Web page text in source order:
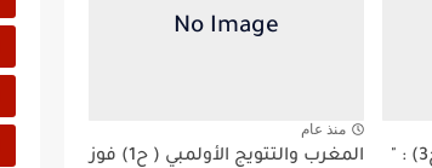
المغرب والتتويج الأولمبي(2ح3) : "
منذ عام
المغرب والتتويج الأولمبي ( ح1) فوز